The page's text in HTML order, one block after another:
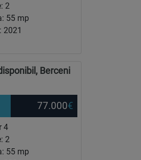
2
55 mp
2021
Berceni
77.000€
4
2
55 mp